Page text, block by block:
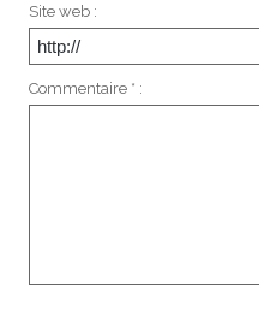
Site web :
Commentaire * :